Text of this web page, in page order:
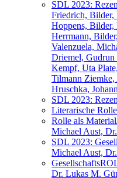
SDL 2023:
Friedrich, Bilder,
Hoppens,
Herrmann,
Valenzuela,
Driemel,
Kempf, Uta
Tilmann Ziemke,
Hruschka,
SDL 2023:
Literarische
Rolle als
Michael Aust,
SDL 2023:
Michael Aust,
Dr. Lukas M.